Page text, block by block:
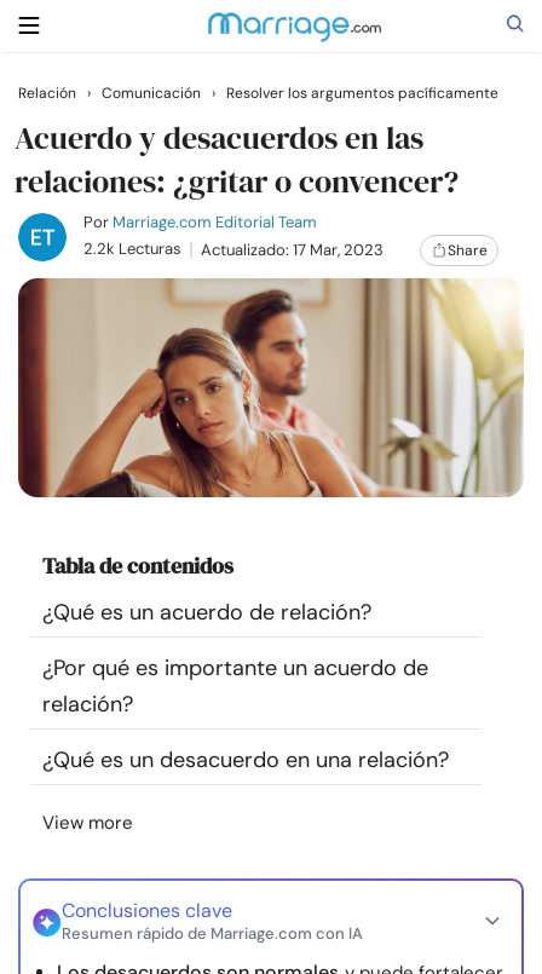
Buscar
Casarse
Relaciones
Cursos
Recursos
Comunidad
Encuentra un terapeuta
Idioma
nosotros
© Copyright 2026. Todos los derechos reservados.
Relación › Comunicación › Resolver los argumentos pacíficamente
Acuerdo y desacuerdos en las
relaciones: ¿gritar o convencer?
Por Marriage.com Editorial Team
2.2k Lecturas
Actualizado: 17 Mar, 2023 Share
Tabla de contenidos
¿Qué es un acuerdo de relación?
¿Por qué es importante un acuerdo de
relación?
¿Qué es un desacuerdo en una relación?
View more
Conclusiones clave
Resumen rápido de Marriage.com con IA